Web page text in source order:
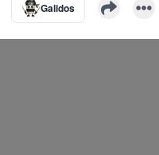
Galidos